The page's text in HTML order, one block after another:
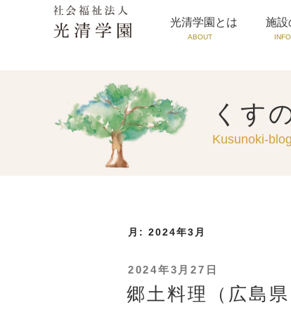
光清学園とは
ABOUT
施設
くす
Kusunoki-blog
月: 2024年3月
投
稿
日:
2024年3月27日
郷土料理（広島